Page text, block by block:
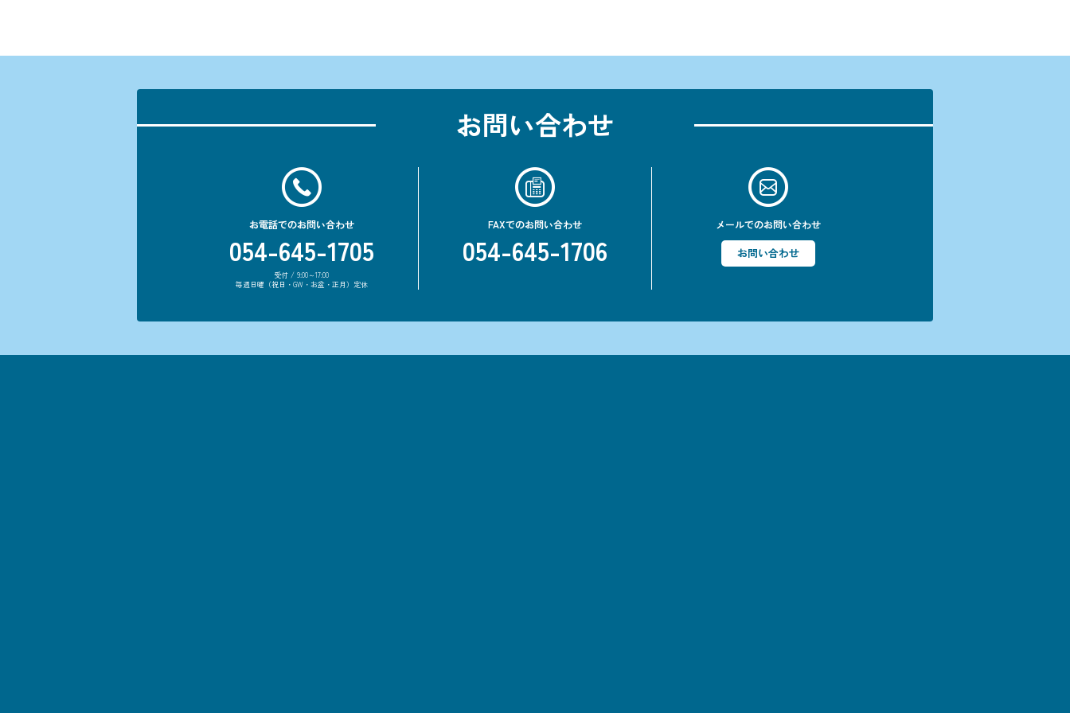
お問い合わせ
お電話でのお問い合わせ
054-645-1705
受付 / 9:00～17:00
毎週日曜（祝日・GW・お盆・正月）定休
FAXでのお問い合わせ
054-645-1706
メールでのお問い合わせ
お問い合わせ